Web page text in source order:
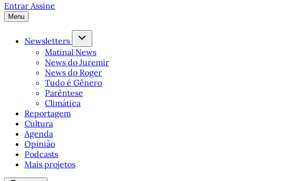
Entrar Assine
Menu
Newsletters
Matinal News
News do Juremir
News do Roger
Tudo é Gênero
Parêntese
Climática
Reportagem
Cultura
Agenda
Opinião
Podcasts
Mais projetos